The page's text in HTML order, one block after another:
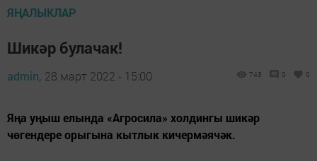
ЯҢАЛЫКЛАР
Шикәр булачак!
admin, 28 март 2022 - 15:00 743 0 0
Яңа уңыш елында «Агросила» холдингы шикәр
чөгендере орыгына кытлык кичермәячәк.